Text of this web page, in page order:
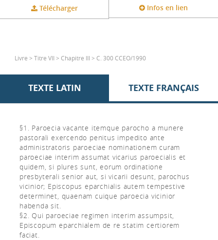
Télécharger Infos en lien
Livre > Titre VII > Chapitre III > C. 300 CCEO/1990
TEXTE LATIN TEXTE FRANÇAIS
§1. Paroecia vacante itemque parocho a munere
pastorali exercendo penitus impedito ante
administratoris paroeciae nominationem curam
paroeciae interim assumat vicarius paroecialis et
quidem, si plures sunt, eorum ordinatione
presbyterali senior aut, si vicarii desunt, parochus
vicinior; Episcopus eparchialis autem tempestive
determinet, quaenam cuique paroecia vicinior
habenda sit.
§2. Qui paroeciae regimen interim assumpsit,
Episcopum eparchialem de re statim certiorem
faciat.